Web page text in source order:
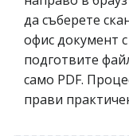
да съберете
офис документ
подготвите
само PDF.
прави